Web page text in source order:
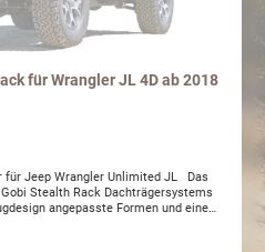
für Wrangler JL 4D ab 2018
Jeep Wrangler Unlimited JL Das
Stealth Rack Dachträgersystems
angepasste Formen und eine